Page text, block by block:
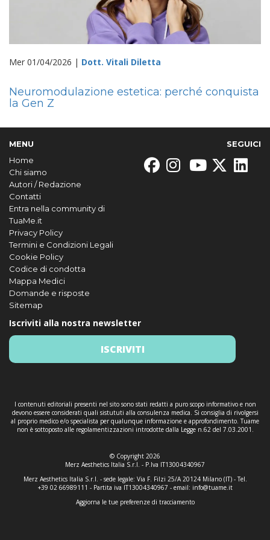
Mer 01/04/2026 | Dott. Vitali Diletta
Neuromodulazione estetica: perché conquista
la Gen Z
MENU
Home
Chi siamo
Autori / Redazione
Contatti
Entra nella community di
TuaMe.it
Privacy Policy
Termini e Condizioni Legali
Cookie Policy
Codice di condotta
Mappa Medici
Domande e risposte
Sitemap
SEGUICI
Iscriviti alla nostra newsletter
ISCRIVITI
I contenuti editoriali presenti nel sito sono stati redatti a puro scopo informativo e non
devono essere considerati quali sistututi alla consulenza medica. Si consiglia di rivolgersi
al proprio medico e/o specialista per qualunque informazione e approfondimento. Tuame
non è sottoposto alle regolamentizzazioni introdotte dalla Legge n.62 del 7.03.2001.
© Copyright 2026
Merz Aesthetics Italia S.r.l. - P.Iva IT13004340967
Merz Aesthetics Italia S.r.l. - sede legale: Via F. Filzi 25/A 20124 Milano (IT) - Tel.
+39 02 66989111 - Partita iva IT13004340967 - email: info@tuame.it
Aggiorna le tue preferenze di tracciamento